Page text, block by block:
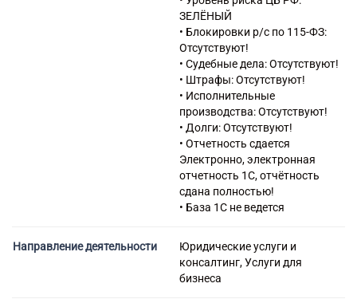
древесины
16.2 Производство изделий из
дерева, пробки, соломки и
материалов для плетения
16.23 Производство прочих
деревянных строительных
конструкций и столярных
изделий
16.24 Производство
деревянной тары
16.29 Производство прочих
деревянных изделий;
производство изделий из
31.0 Производство мебели
41.2 Строительство жилых и
нежилых зданий
ЗЕЛЁНЫЙ
• Блокировки р/с по 115-ФЗ:
Отсутствуют!
• Судебные дела: Отсутствуют!
• Штрафы: Отсутствуют!
• Исполнительные
производства: Отсутствуют!
• Долги: Отсутствуют!
• Отчетность сдается
Электронно, электронная
отчетность 1С, отчётность
сдана полностью!
• База 1С не ведется
Направление деятельности
Юридические услуги и
консалтинг, Услуги для
бизнеса